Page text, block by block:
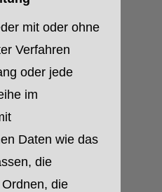
mit oder ohne
Verfahren
oder jede
im
Daten wie das
die
die